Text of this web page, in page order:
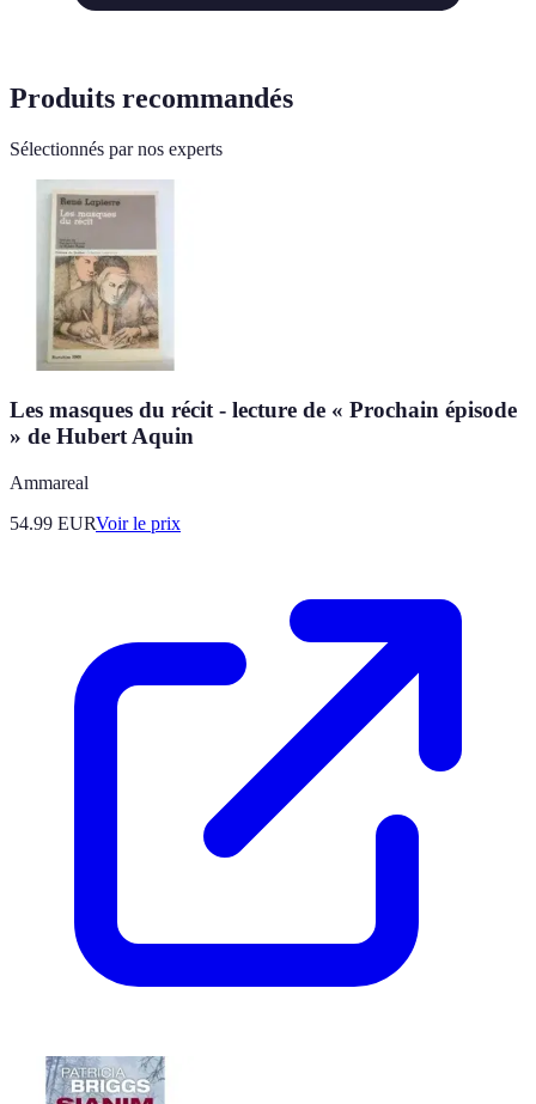
Produits recommandés
Sélectionnés par nos experts
Les masques du récit - lecture de « Prochain épisode
» de Hubert Aquin
Ammareal
54.99 EURVoir le prix